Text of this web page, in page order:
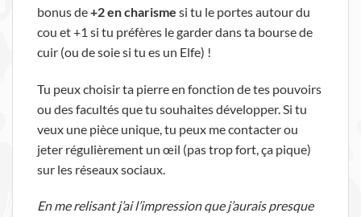
bonus de+2 en charisme si tu le portes autour du
cou et +1 si tu préfères le garder dans ta bourse de
cuir (ou de soie si tu es un Elfe) !
Tu peux choisir ta pierre en fonction de tes pouvoirs
ou des facultés que tu souhaites développer. Si tu
veux une pièce unique, tu peux me contacter ou
jeter régulièrement un œil (pas trop fort, ça pique)
sur les réseaux sociaux.
En me relisant j’ai l’impression que j’aurais presque